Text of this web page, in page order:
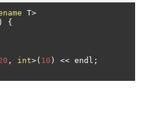
T>
)
{
, int>( 10 ) << endl ;